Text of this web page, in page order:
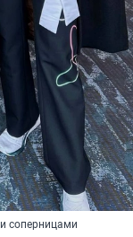
соперницами